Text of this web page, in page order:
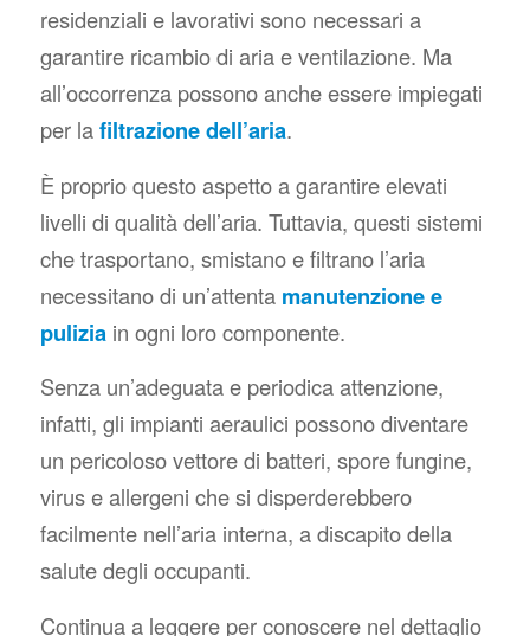
residenziali e lavorativi sono necessari a
garantire ricambio di aria e ventilazione. Ma
all’occorrenza possono anche essere impiegati
per lafiltrazione dell’aria.
È proprio questo aspetto a garantire elevati
livelli di qualità dell’aria. Tuttavia, questi sistemi
che trasportano, smistano e filtrano l’aria
necessitano di un’attenta manutenzione e
pulizia in ogni loro componente.
Senza un’adeguata e periodica attenzione,
infatti, gli impianti aeraulici possono diventare
un pericoloso vettore di batteri, spore fungine,
virus e allergeni che si disperderebbero
facilmente nell’aria interna, a discapito della
salute degli occupanti.
Continua a leggere per conoscere nel dettaglio